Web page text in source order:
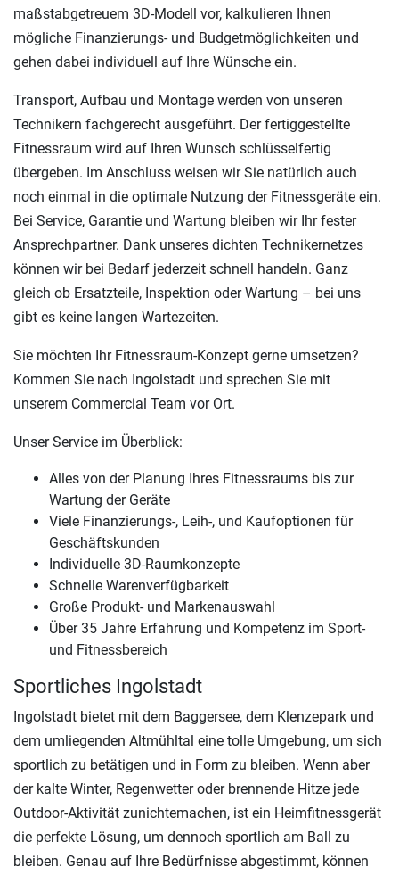
maßstabgetreuem 3D-Modell vor, kalkulieren Ihnen
mögliche Finanzierungs- und Budgetmöglichkeiten und
gehen dabei individuell auf Ihre Wünsche ein.
Transport, Aufbau und Montage werden von unseren
Technikern fachgerecht ausgeführt. Der fertiggestellte
Fitnessraum wird auf Ihren Wunsch schlüsselfertig
übergeben. Im Anschluss weisen wir Sie natürlich auch
noch einmal in die optimale Nutzung der Fitnessgeräte ein.
Bei Service, Garantie und Wartung bleiben wir Ihr fester
Ansprechpartner. Dank unseres dichten Technikernetzes
können wir bei Bedarf jederzeit schnell handeln. Ganz
gleich ob Ersatzteile, Inspektion oder Wartung – bei uns
gibt es keine langen Wartezeiten.
Sie möchten Ihr Fitnessraum-Konzept gerne umsetzen?
Kommen Sie nach Ingolstadt und sprechen Sie mit
unserem Commercial Team vor Ort.
Unser Service im Überblick:
Alles von der Planung Ihres Fitnessraums bis zur
Wartung der Geräte
Viele Finanzierungs-, Leih-, und Kaufoptionen für
Geschäftskunden
Individuelle 3D-Raumkonzepte
Schnelle Warenverfügbarkeit
Große Produkt- und Markenauswahl
Über 35 Jahre Erfahrung und Kompetenz im Sport-
und Fitnessbereich
Sportliches Ingolstadt
Ingolstadt bietet mit dem Baggersee, dem Klenzepark und
dem umliegenden Altmühltal eine tolle Umgebung, um sich
sportlich zu betätigen und in Form zu bleiben. Wenn aber
der kalte Winter, Regenwetter oder brennende Hitze jede
Outdoor-Aktivität zunichtemachen, ist ein Heimfitnessgerät
die perfekte Lösung, um dennoch sportlich am Ball zu
bleiben. Genau auf Ihre Bedürfnisse abgestimmt, können